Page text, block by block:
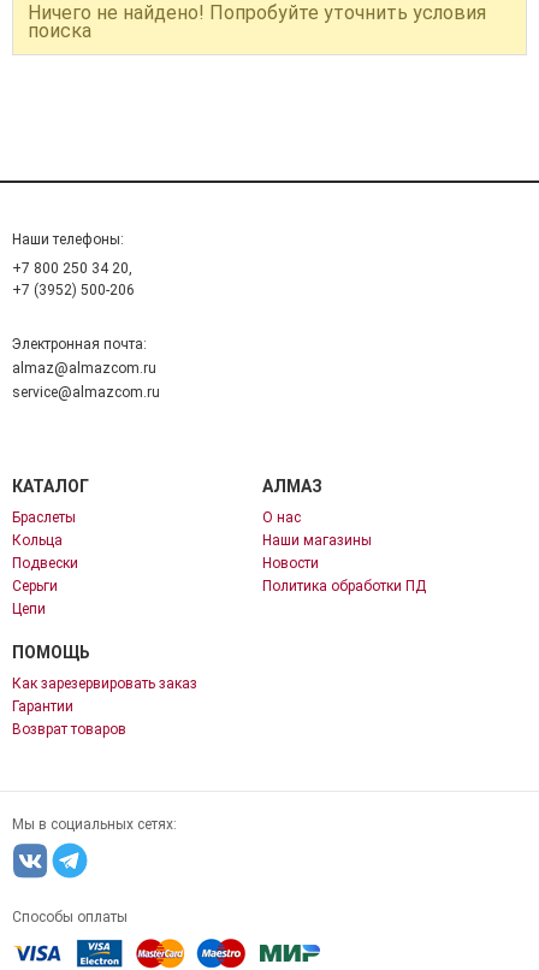
Ничего не найдено! Попробуйте уточнить условия
поиска
Наши телефоны:
+7 800 250 34 20,
+7 (3952) 500-206
Электронная почта:
almaz@almazcom.ru
service@almazcom.ru
КАТАЛОГ
Браслеты
Кольца
Подвески
Серьги
Цепи
АЛМАЗ
О нас
Наши магазины
Новости
Политика обработки ПД
ПОМОЩЬ
Как зарезервировать заказ
Гарантии
Возврат товаров
Мы в социальных сетях:
Способы оплаты